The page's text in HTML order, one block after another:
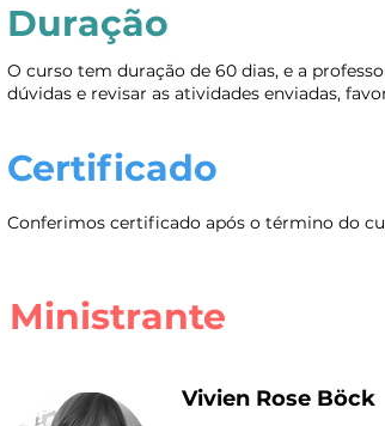
Duração
O curso tem duração de 60 dias, e a
dúvidas e revisar as atividades enviadas,
Certificado
Conferimos certificado após o término do
Ministrante
Vivien Rose Böck